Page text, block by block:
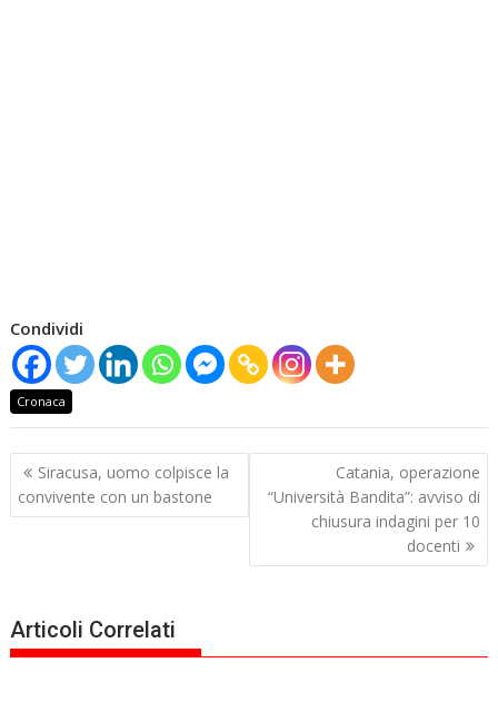
Condividi
Cronaca
Navigazione
articoli
Siracusa, uomo colpisce la
convivente con un bastone
Catania, operazione
“Università Bandita”: avviso di
chiusura indagini per 10
docenti
Articoli Correlati